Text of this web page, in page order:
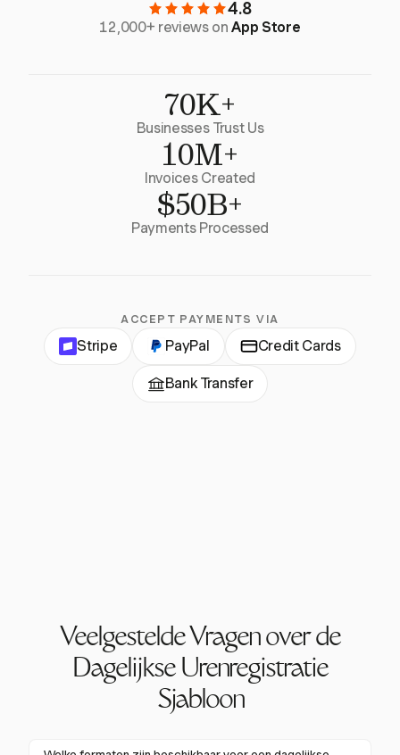
4.8
12,000+ reviews onApp Store
70K+
Businesses Trust Us
10M+
Invoices Created
$50B+
Payments Processed
ACCEPT PAYMENTS VIA
Stripe PayPal Credit Cards
Bank Transfer
Veelgestelde Vragen over de
Dagelijkse Urenregistratie
Sjabloon